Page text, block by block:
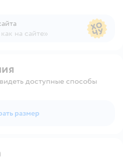
на сайте»
доступные способы
размер